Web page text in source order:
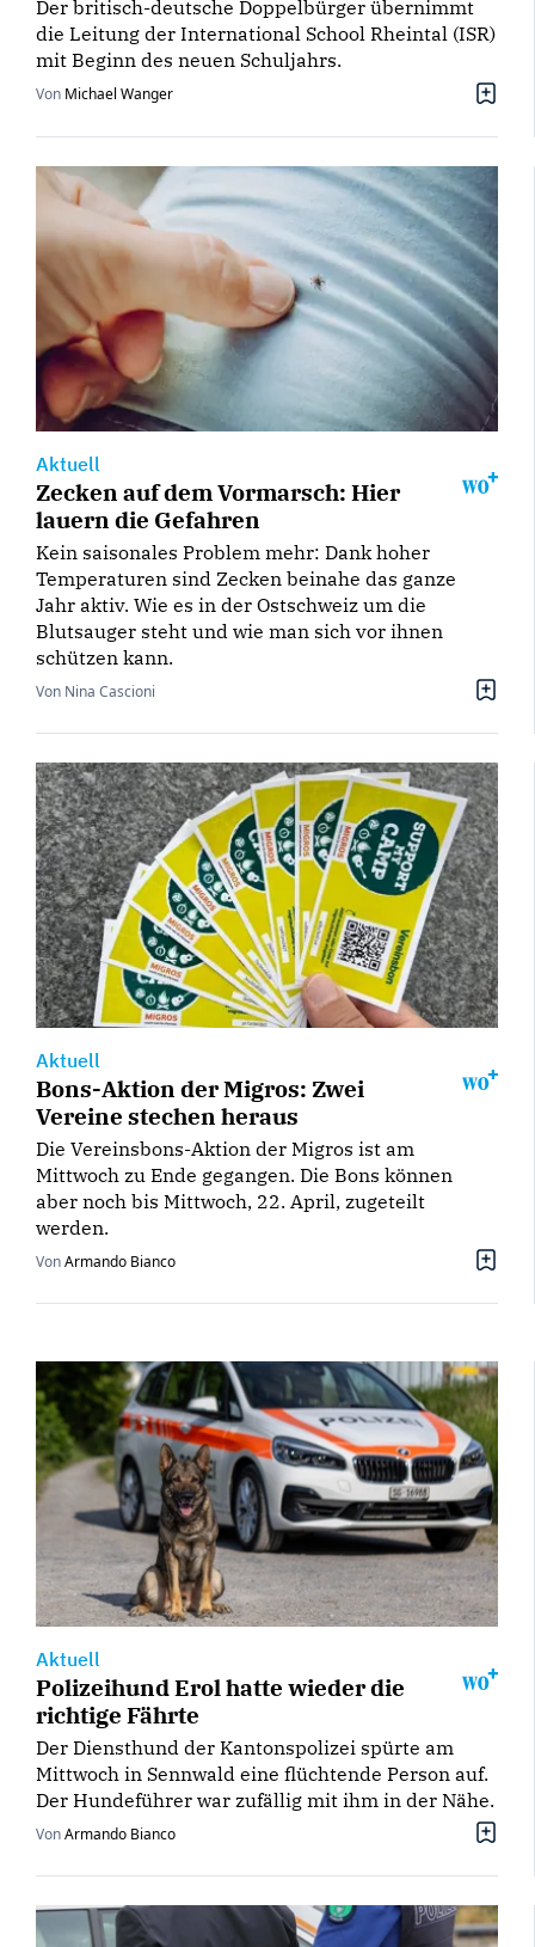
Der britisch-deutsche Doppelbürger übernimmt
die Leitung der International School Rheintal (ISR)
mit Beginn des neuen Schuljahrs.
Von Michael Wanger
Aktuell
Zecken auf dem Vormarsch: Hier
lauern die Gefahren
Kein saisonales Problem mehr: Dank hoher
Temperaturen sind Zecken beinahe das ganze
Jahr aktiv. Wie es in der Ostschweiz um die
Blutsauger steht und wie man sich vor ihnen
schützen kann.
Von Nina Cascioni
Aktuell
Bons-Aktion der Migros: Zwei
Vereine stechen heraus
Die Vereinsbons-Aktion der Migros ist am
Mittwoch zu Ende gegangen. Die Bons können
aber noch bis Mittwoch, 22. April, zugeteilt
werden.
VonArmando Bianco
Aktuell
Polizeihund Erol hatte wieder die
richtige Fährte
Der Diensthund der Kantonspolizei spürte am
Mittwoch in Sennwald eine flüchtende Person auf.
Der Hundeführer war zufällig mit ihm in der Nähe.
VonArmando Bianco